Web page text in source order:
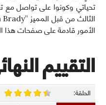
الأمور قادمة على صفحات هذا
التقييم
الحلقة: